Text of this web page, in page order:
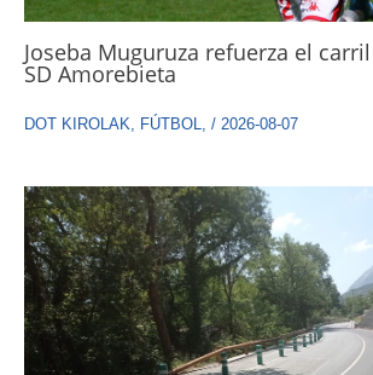
Joseba Muguruza refuerza el
SD Amorebieta
DOT KIROLAK, FÚTBOL, / 2026-08-07